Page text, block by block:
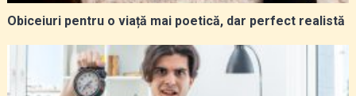
Obiceiuri pentru o viață mai poetică, dar perfect realistă